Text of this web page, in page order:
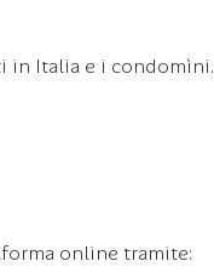
in Italia e i condomìni.
online tramite: